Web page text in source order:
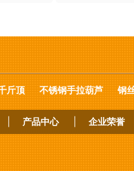
斤顶 不锈钢手拉葫芦 钢
产品中心 企业荣誉